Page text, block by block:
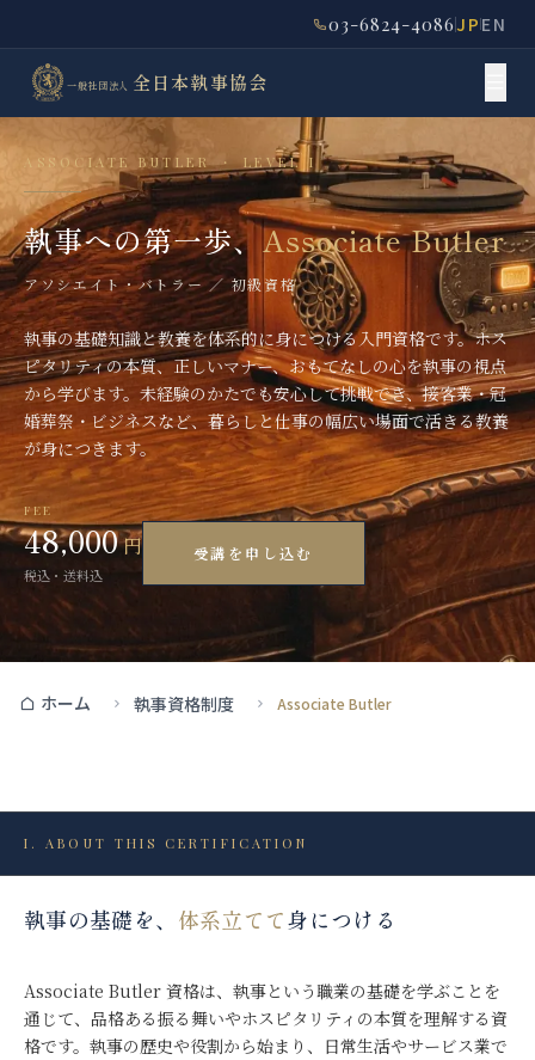
03-6824-4086JPEN
一般社団法人 全日本執事協会
ASSOCIATE BUTLER ・ LEVEL I
執事への第一歩、Associate Butler
アソシエイト・バトラー ／ 初級資格
執事の基礎知識と教養を体系的に身につける入門資格です。ホス
ピタリティの本質、正しいマナー、おもてなしの心を執事の視点
から学びます。未経験のかたでも安心して挑戦でき、接客業・冠
婚葬祭・ビジネスなど、暮らしと仕事の幅広い場面で活きる教養
が身につきます。
FEE
48,000円
税込・送料込
受講を申し込む
ホーム 執事資格制度 Associate Butler
I .ABOUT THIS CERTIFICATION
執事の基礎を、 体系立てて身につける
Associate Butler 資格は、執事という職業の基礎を学ぶことを
通じて、品格ある振る舞いやホスピタリティの本質を理解する資
格です。執事の歴史や役割から始まり、日常生活やサービス業で